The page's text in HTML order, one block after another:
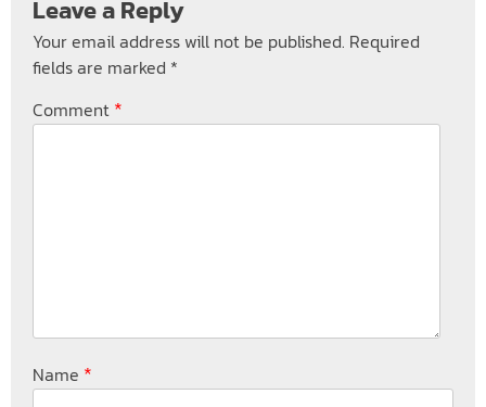
Leave a Reply
Your email address will not be published. Required
fields are marked *
Comment *
Name *